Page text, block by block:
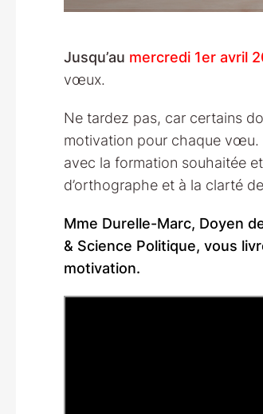
Jusqu’au mercredi 1er avril
vœux.
Ne tardez pas, car certains
motivation pour chaque vœu.
avec la formation souhaitée
d’orthographe et à la clarté
Mme Durelle-Marc, Doyen
& Science Politique, vous
motivation.